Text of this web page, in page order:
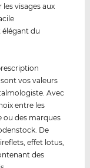
visages aux
du
vos valeurs
Avec
entre les
ou des marques
De
effet lotus,
des